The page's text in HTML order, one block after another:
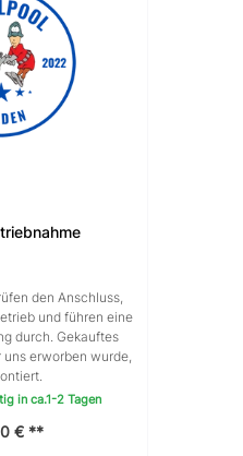
den Anschluss,
und führen eine
durch. Gekauftes
erworben wurde,
in ca.1-2 Tagen
€ **